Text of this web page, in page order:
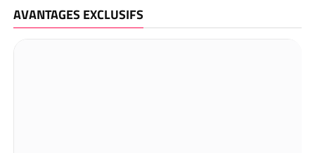
AVANTAGES EXCLUSIFS